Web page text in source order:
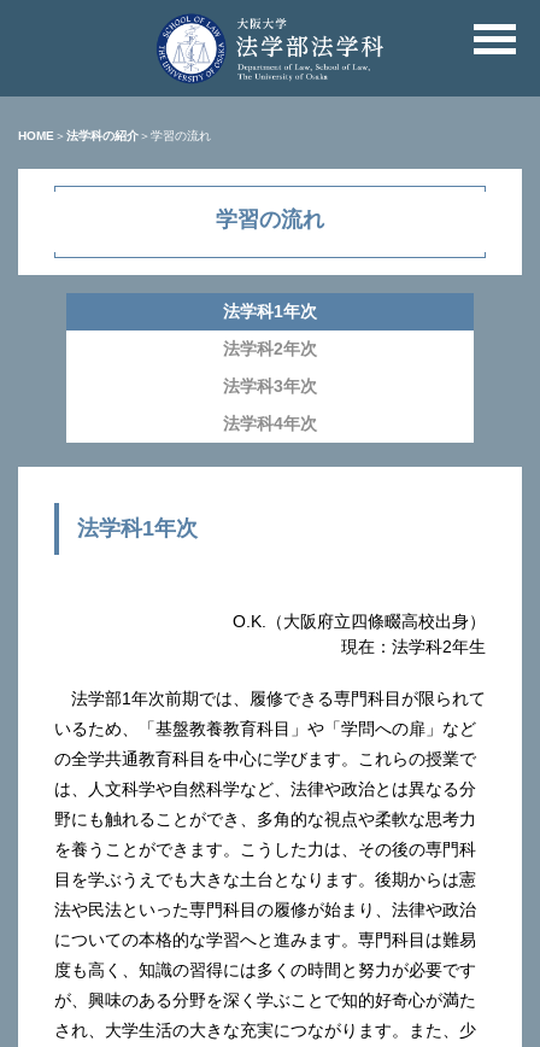
HOME ＞ 法学科の紹介＞学習の流れ
学習の流れ
法学科1年次
法学科2年次
法学科3年次
法学科4年次
法学科1年次
O.K.（大阪府立四條畷高校出身）
現在：法学科2年生
法学部1年次前期では、履修できる専門科目が限られて
いるため、「基盤教養教育科目」や「学問への扉」など
の全学共通教育科目を中心に学びます。これらの授業で
は、人文科学や自然科学など、法律や政治とは異なる分
野にも触れることができ、多角的な視点や柔軟な思考力
を養うことができます。こうした力は、その後の専門科
目を学ぶうえでも大きな土台となります。後期からは憲
法や民法といった専門科目の履修が始まり、法律や政治
についての本格的な学習へと進みます。専門科目は難易
度も高く、知識の習得には多くの時間と努力が必要です
が、興味のある分野を深く学ぶことで知的好奇心が満た
され、大学生活の大きな充実につながります。また、少